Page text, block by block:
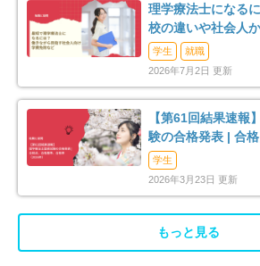
夷隅郡大多喜町 3 安房郡
理学療法士になる
校の違いや社会人
学生
就職
2026年7月2日 更新
【第61回結果速報
験の合格発表 | 合
率（2026年）
学生
2026年3月23日 更新
もっと見る